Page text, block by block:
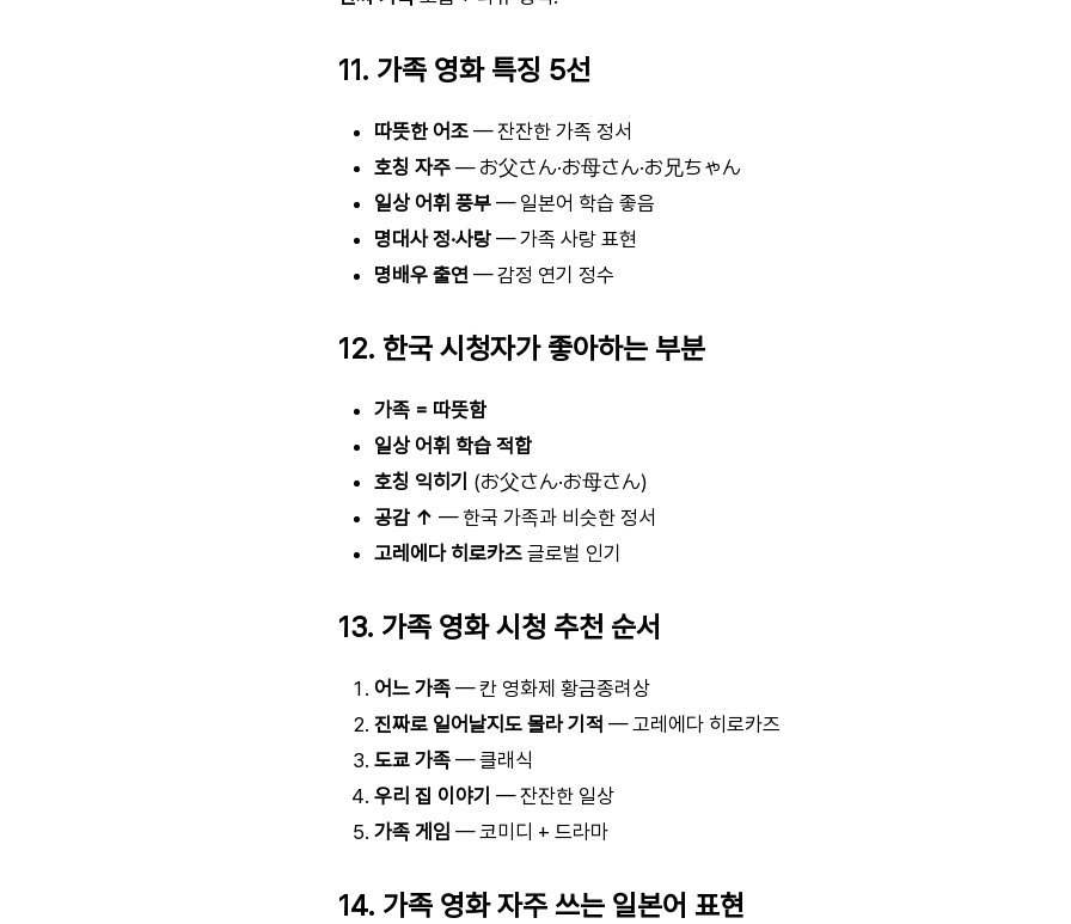
11. 가족 영화 특징 5선
따뜻한 어조 — 잔잔한 가족 정서
호칭 자주 — お父さん·お母さん·お兄ちゃん
일상 어휘 풍부 — 일본어 학습 좋음
명대사 정·사랑 — 가족 사랑 표현
명배우 출연 — 감정 연기 정수
12. 한국 시청자가 좋아하는 부분
가족 = 따뜻함
일상 어휘 학습 적합
호칭 익히기 (お父さん·お母さん)
공감 ↑ — 한국 가족과 비슷한 정서
고레에다 히로카즈 글로벌 인기
13. 가족 영화 시청 추천 순서
어느 가족 — 칸 영화제 황금종려상
진짜로 일어날지도 몰라 기적 — 고레에다 히로카즈
도쿄 가족 — 클래식
우리 집 이야기 — 잔잔한 일상
가족 게임 — 코미디 + 드라마
14. 가족 영화 자주 쓰는 일본어 표현